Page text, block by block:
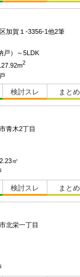
加賀１-3356-1他2筆
戸）～5LDK
2
検討スレ まとめ
青木2丁目
㎡
検討スレ まとめ
北栄一丁目